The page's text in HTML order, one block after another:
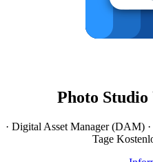
Photo
· Digital Asset Manager (DAM)
Tage